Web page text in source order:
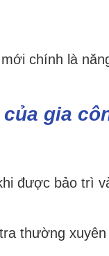
chính là
gia
được bảo trì
thường